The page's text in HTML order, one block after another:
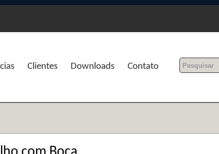
Clientes Downloads Contato